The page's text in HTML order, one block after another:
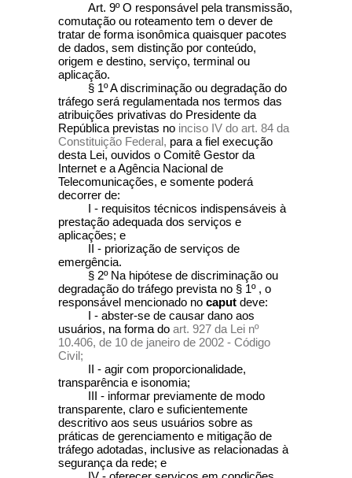
Art. 9º O responsável pela transmissão,
comutação ou roteamento tem o dever de
tratar de forma isonômica quaisquer pacotes
de dados, sem distinção por conteúdo,
origem e destino, serviço, terminal ou
aplicação.
§ 1º A discriminação ou degradação do
tráfego será regulamentada nos termos das
atribuições privativas do Presidente da
República previstas no inciso IV do art. 84 da
Constituição Federal, para a fiel execução
desta Lei, ouvidos o Comitê Gestor da
Internet e a Agência Nacional de
Telecomunicações, e somente poderá
decorrer de:
I - requisitos técnicos indispensáveis à
prestação adequada dos serviços e
aplicações; e
II - priorização de serviços de
emergência.
§ 2º Na hipótese de discriminação ou
degradação do tráfego prevista no § 1º , o
responsável mencionado no caput deve:
I - abster-se de causar dano aos
usuários, na forma do art. 927 da Lei nº
10.406, de 10 de janeiro de 2002 - Código
Civil;
II - agir com proporcionalidade,
transparência e isonomia;
III - informar previamente de modo
transparente, claro e suficientemente
descritivo aos seus usuários sobre as
práticas de gerenciamento e mitigação de
tráfego adotadas, inclusive as relacionadas à
segurança da rede; e